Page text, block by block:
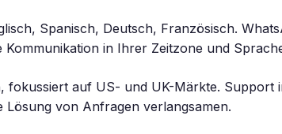
Spanisch, Deutsch, Französisch.
in Ihrer Zeitzone und
fokussiert auf US- und UK-Märkte.
von Anfragen verlangsamen.